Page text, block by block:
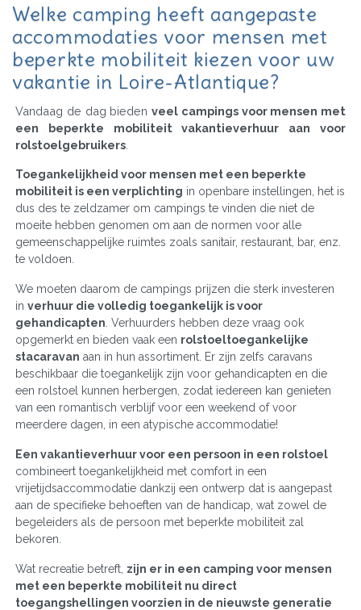
Welke camping heeft aangepaste
accommodaties voor mensen met
beperkte mobiliteit kiezen voor uw
vakantie in Loire-Atlantique?
Vandaag de dag bieden veel campings voor mensen met
een beperkte mobiliteit vakantieverhuur aan voor
rolstoelgebruikers
Toegankelijkheid voor mensen met een beperkte
mobiliteit is een verplichting in openbare instellingen, het is
dus des te zeldzamer om campings te vinden die niet de
moeite hebben genomen om aan de normen voor alle
gemeenschappelijke ruimtes zoals sanitair, restaurant, bar, enz.
te voldoen.
We moeten daarom de campings prijzen die sterk investeren
in verhuur die volledig toegankelijk is voor
gehandicapten . Verhuurders hebben deze vraag ook
opgemerkt en bieden vaak een rolstoeltoegankelijke
stacaravan aan in hun assortiment. Er zijn zelfs caravans
beschikbaar die toegankelijk zijn voor gehandicapten en die
een rolstoel kunnen herbergen, zodat iedereen kan genieten
van een romantisch verblijf voor een weekend of voor
meerdere dagen, in een atypische accommodatie!
Een vakantieverhuur voor een persoon in een rolstoel
combineert toegankelijkheid met comfort in een
vrijetijdsaccommodatie dankzij een ontwerp dat is aangepast
aan de specifieke behoeften van de handicap, wat zowel de
begeleiders als de persoon met beperkte mobiliteit zal
bekoren.
Wat recreatie betreft, zijn er in een camping voor mensen
met een beperkte mobiliteit nu direct
toegangshellingen voorzien in de nieuwste generatie